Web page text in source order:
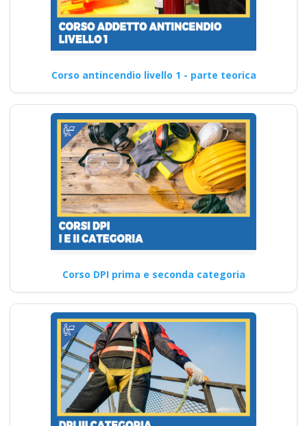
Corso antincendio livello 1 - parte teorica
Corso DPI prima e seconda categoria